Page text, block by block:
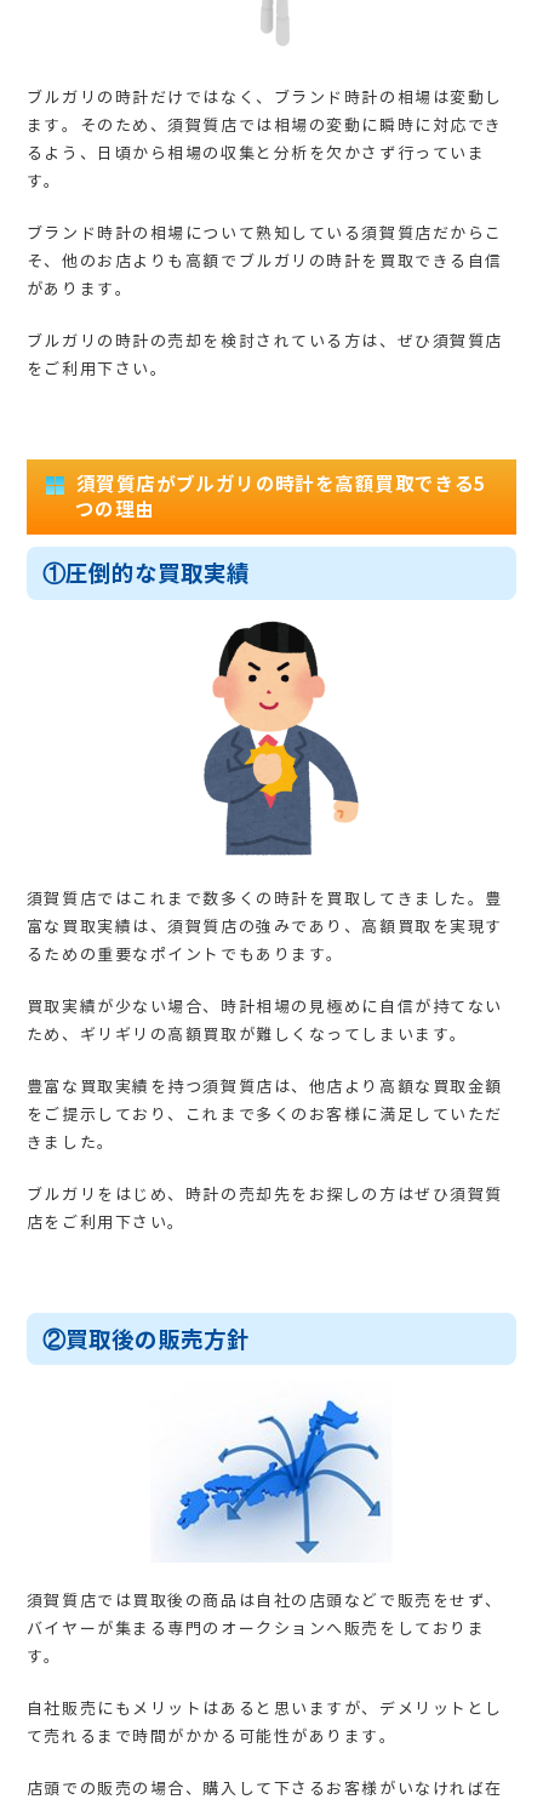
ブルガリの時計だけではなく、ブランド時計の相場は変動し
ます。そのため、須賀質店では相場の変動に瞬時に対応でき
るよう、日頃から相場の収集と分析を欠かさず行っていま
す。
ブランド時計の相場について熟知している須賀質店だからこ
そ、他のお店よりも高額でブルガリの時計を買取できる自信
があります。
ブルガリの時計の売却を検討されている方は、ぜひ須賀質店
をご利用下さい。
須賀質店がブルガリの時計を高額買取できる5
つの理由
①圧倒的な買取実績
須賀質店ではこれまで数多くの時計を買取してきました。豊
富な買取実績は、須賀質店の強みであり、高額買取を実現す
るための重要なポイントでもあります。
買取実績が少ない場合、時計相場の見極めに自信が持てない
ため、ギリギリの高額買取が難しくなってしまいます。
豊富な買取実績を持つ須賀質店は、他店より高額な買取金額
をご提示しており、これまで多くのお客様に満足していただ
きました。
ブルガリをはじめ、時計の売却先をお探しの方はぜひ須賀質
店をご利用下さい。
②買取後の販売方針
須賀質店では買取後の商品は自社の店頭などで販売をせず、
バイヤーが集まる専門のオークションへ販売をしておりま
す。
自社販売にもメリットはあると思いますが、デメリットとし
て売れるまで時間がかかる可能性があります。
店頭での販売の場合、購入して下さるお客様がいなければ在